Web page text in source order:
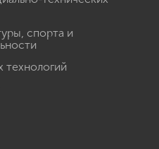
спорта и
технологий